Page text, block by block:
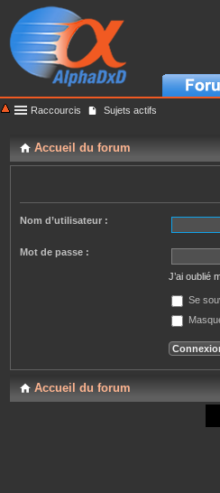
Raccourcis Sujets actifs
Accueil du forum
Nom d’utilisateur :
Mot de passe :
J’ai oublié
Se
Accueil du forum